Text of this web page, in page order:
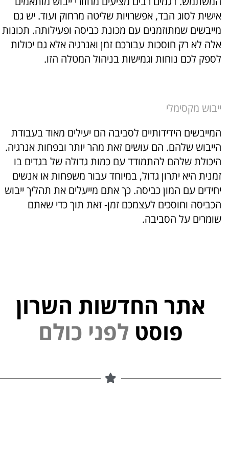
אישית לסוג הבד, אפשרויות שליטה מרחוק ועוד. יש גם
מייבשים שמתוזמנים עם מכונת כביסה ופעילותה. תכונות
אלה לא רק חוסכות עבורכם זמן ואנרגיה אלא גם יכולות
לספק לכם נוחות וגמישות בניהול המטלה הזו.
ייבוש מקסימלי
המייבשים הידידותיים לסביבה הם יעילים מאוד בעבודת
הייבוש שלהם. הם עושים זאת מהר יותר ובפחות אנרגיה.
היכולת שלהם להתמודד עם כמות גדולה של בגדים בו
זמנית היא יתרון גדול, במיוחד עבור משפחות או אנשים
יחידים עם המון כביסה. כך אתם מייעלים את תהליך ייבוש
הכביסה וחוסכים לעצמכם זמן- זאת תוך כדי שאתם
שומרים על הסביבה.
אתר החדשות השרון
פוסט